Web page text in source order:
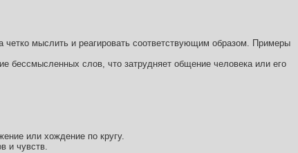
мыслить и реагировать соответствующим образом. Примеры
слов, что затрудняет общение человека или его
или хождение по кругу.
и чувств.